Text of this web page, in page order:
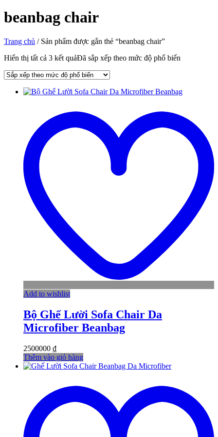
beanbag chair
Trang chủ / Sản phẩm được gắn thẻ “beanbag chair”
Hiển thị tất cả 3 kết quảĐã sắp xếp theo mức độ phổ biến
Add to wishlist
Bộ Ghế Lười Sofa Chair Da
Microfiber Beanbag
2500000 ₫
Thêm vào giỏ hàng